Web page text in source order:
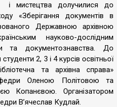
і мистецтва долучилися до
«Зберігання документів в
Державною архівною
науково-дослідним
та документознавства. До
2, 3 і 4 курсів освітньої
та архівна справа»
Оленою Політовою та
Копанєвою. Організатором
В’ячеслав Кудлай.